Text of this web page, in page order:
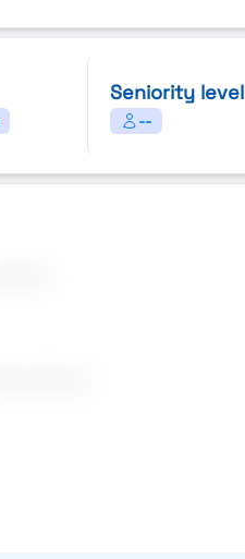
Seniority level
--